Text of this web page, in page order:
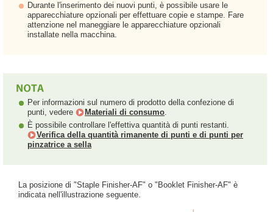
Durante l'inserimento dei nuovi punti, è possibile usare le
apparecchiature opzionali per effettuare copie e stampe. Fare
attenzione nel maneggiare le apparecchiature opzionali
installate nella macchina.
Per informazioni sul numero di prodotto della confezione di
punti, vedere
Materiali di consumo.
È possibile controllare l'effettiva quantità di punti restanti.
Verifica della quantità rimanente di punti e di punti per
pinzatrice a sella
La posizione di "Staple Finisher-AF" o "Booklet Finisher-AF" è
indicata nell'illustrazione seguente.